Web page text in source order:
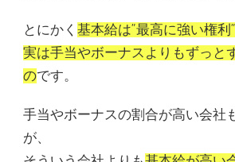
とにかく 基本給は”最高に強い権利”
実は手当やボーナスよりもずっと
のです。
手当やボーナスの割合が高い会社
が、